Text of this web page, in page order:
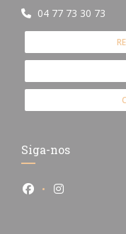
04 77 73 30 73
Siga-nos
Facebook ((abre
Instagram